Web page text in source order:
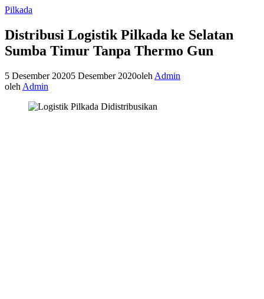
Pilkada
Distribusi Logistik Pilkada ke Selatan
Sumba Timur Tanpa Thermo Gun
5 Desember 20205 Desember 2020oleh Admin
oleh Admin